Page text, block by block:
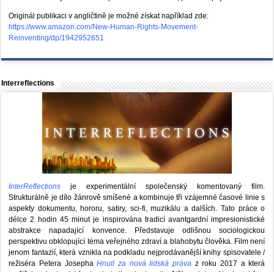
Originál publikaci v angličtině je možné získat například zde:
https://www.amazon.com/New-Human-Rights-Movement-
Reinventing/dp/1942952651
Interreflections
InterReflections je experimentální společenský komentovaný film.
Strukturálně je dílo žánrově smíšené a kombinuje tři vzájemné časové linie s
aspekty dokumentu, hororu, satiry, sci-fi, muzikálu a dalších. Tato práce o
délce 2 hodin 45 minut je inspirována tradicí avantgardní impresionistické
abstrakce napadající konvence. Představuje odlišnou sociologickou
perspektivu obklopující téma veřejného zdraví a blahobytu člověka. Film není
jenom fantazií, která vznikla na podkladu nejprodávanější knihy spisovatele /
režiséra Petera JosephaHnutí za nová lidská právaz roku 2017 a která